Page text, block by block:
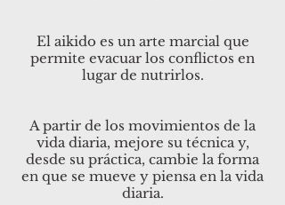
El aikido es un arte marcial que
permite evacuar los conflictos en
lugar de nutrirlos.
A partir de los movimientos de la
vida diaria, mejore su técnica y,
desde su práctica, cambie la forma
en que se mueve y piensa en la vida
diaria.